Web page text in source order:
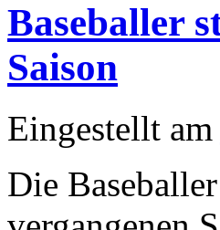
Baseballer
Saison
Eingestellt am
Die